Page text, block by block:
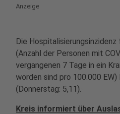
Anzeige
Die
(Anzahl der Personen mit
vergangenen 7 Tage in ein
worden sind pro 100.000
(Donnerstag: 5,11).
Kreis informiert über